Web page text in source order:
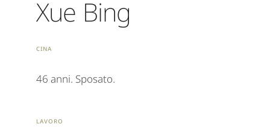
Xue Bing
Cina
46 anni. Sposato.
Lavoro